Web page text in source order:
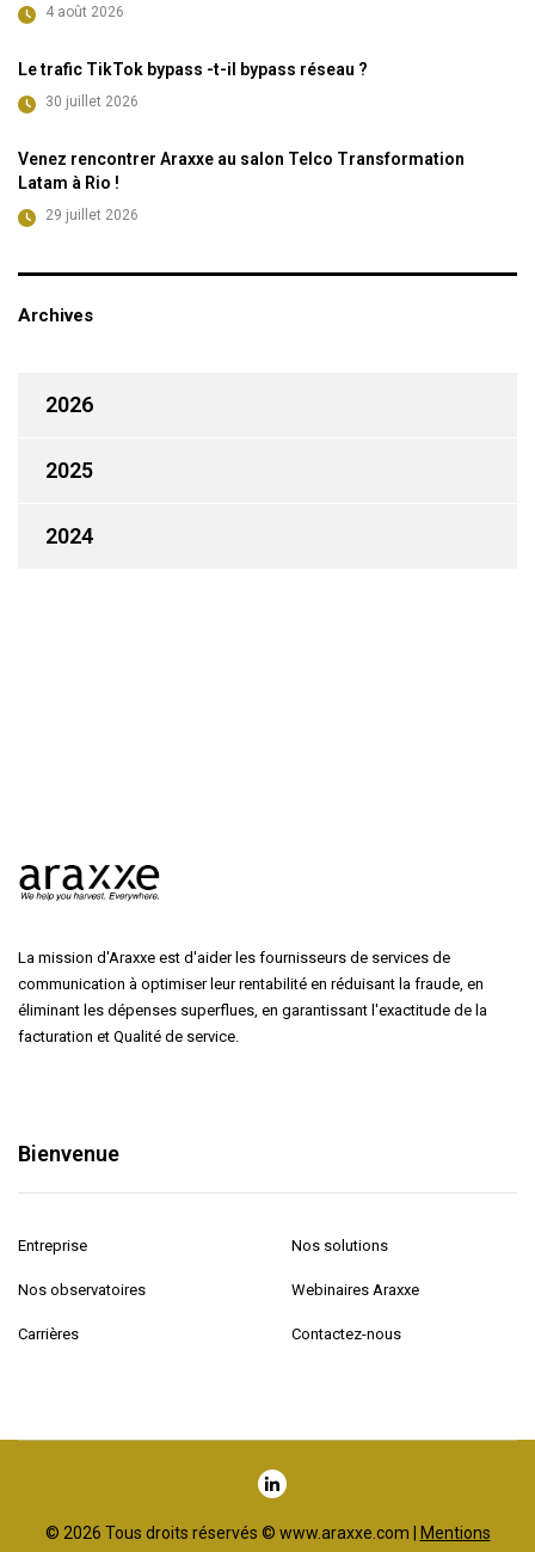
4 août 2026
Le trafic TikTok bypass -t-il bypass réseau ?
30 juillet 2026
Venez rencontrer Araxxe au salon Telco Transformation
Latam à Rio !
29 juillet 2026
Archives
2026
2025
2024
La mission d'Araxxe est d'aider les fournisseurs de services de
communication à optimiser leur rentabilité en réduisant la fraude, en
éliminant les dépenses superflues, en garantissant l'exactitude de la
facturation et Qualité de service.
Bienvenue
Entreprise Nos solutions
Nos observatoires Webinaires Araxxe
Carrières Contactez-nous
© 2026 Tous droits réservés © www.araxxe.com |
Mentions